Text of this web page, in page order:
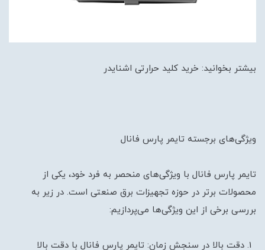
بیشتر بخوانید: خرید کلید حرارتی اشنایدر
ویژگی‌های برجسته تایمر پارس فانال
تایمر پارس فانال با ویژگی‌های منحصر به فرد خود، یکی از
محصولات برتر در حوزه تجهیزات برق صنعتی است. در زیر به
بررسی برخی از این ویژگی‌ها می‌پردازیم:
دقت بالا در سنجش زمان: تایمر پارس فانال با دقت بالا